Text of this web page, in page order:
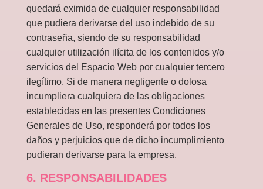
quedará eximida de cualquier responsabilidad
que pudiera derivarse del uso indebido de su
contraseña, siendo de su responsabilidad
cualquier utilización ilícita de los contenidos y/o
servicios del Espacio Web por cualquier tercero
ilegítimo. Si de manera negligente o dolosa
incumpliera cualquiera de las obligaciones
establecidas en las presentes Condiciones
Generales de Uso, responderá por todos los
daños y perjuicios que de dicho incumplimiento
pudieran derivarse para la empresa.
6. RESPONSABILIDADES